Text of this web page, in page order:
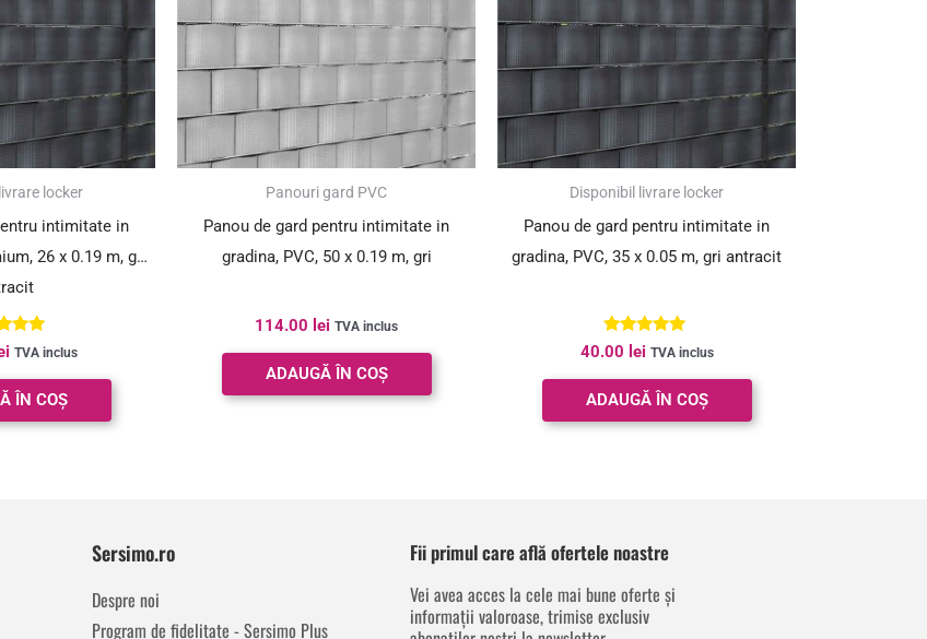
locker
intimitate in
26 x 0.19 m, gri
la
5
TVA inclus
ÎN COȘ
Panouri gard PVC
Panou de gard pentru intimitate in
gradina, PVC, 50 x 0.19 m, gri
114.00 lei TVA inclus
ADAUGĂ ÎN COȘ
Disponibil livrare locker
Panou de gard pentru intimitate in
gradina, PVC, 35 x 0.05 m, gri antracit
Evaluat la
5.00
din 5
40.00 lei TVA inclus
ADAUGĂ ÎN COȘ
Sersimo.ro
Despre noi
Program de fidelitate - Sersimo Plus
Fii primul care află ofertele noastre
Vei avea acces la cele mai bune oferte și
informații valoroase, trimise exclusiv